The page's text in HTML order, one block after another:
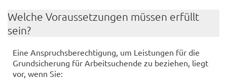
Wel­che Vor­aus­set­zun­gen müs­sen er­füllt
sein?
Eine An­spruchs­be­rech­ti­gung, um Leis­tun­gen für die
Grund­si­che­rung für Ar­beit­su­chen­de zu be­zie­hen, liegt
vor, wenn Sie: